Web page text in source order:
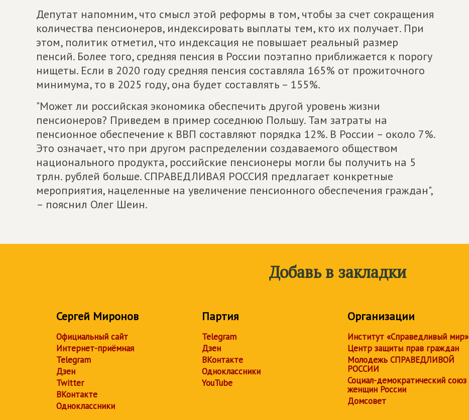
Депутат напомним, что смысл этой реформы в том, чтобы за счет сокращения
количества пенсионеров, индексировать выплаты тем, кто их получает. При
этом, политик отметил, что индексация не повышает реальный размер
пенсий. Более того, средняя пенсия в России поэтапно приближается к порогу
нищеты. Если в 2020 году средняя пенсия составляла 165% от прожиточного
минимума, то в 2025 году, она будет составлять – 155%.
"Может ли российская экономика обеспечить другой уровень жизни
пенсионеров? Приведем в пример соседнюю Польшу. Там затраты на
пенсионное обеспечение к ВВП составляют порядка 12%. В России – около 7%.
Это означает, что при другом распределении создаваемого обществом
национального продукта, российские пенсионеры могли бы получить на 5
трлн. рублей больше. СПРАВЕДЛИВАЯ РОССИЯ предлагает конкретные
мероприятия, нацеленные на увеличение пенсионного обеспечения граждан",
– пояснил Олег Шеин.
Добавь в закладки
Сергей Миронов
Официальный сайт
Интернет-приёмная
Telegram
Дзен
Twitter
ВКонтакте
Одноклассники
Партия
Telegram
Дзен
ВКонтакте
Одноклассники
YouTube
Организации
Институт «Справедливый мир»
Центр защиты прав граждан
Молодежь СПРАВЕДЛИВОЙ
РОССИИ
Социал-демократический союз
женщин России
Домсовет